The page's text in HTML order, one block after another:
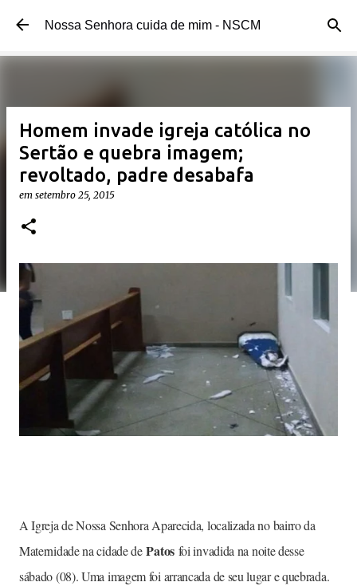
Pular para o conteúdo principal
Nossa Senhora cuida de mim - NSCM
Homem invade igreja católica no
Sertão e quebra imagem;
revoltado, padre desabafa
em setembro 25, 2015
A Igreja de Nossa Senhora Aparecida, localizada no bairro da
Maternidade na cidade dePatosfoi invadida na noite desse
sábado (08). Uma imagem foi arrancada de seu lugar e quebrada.